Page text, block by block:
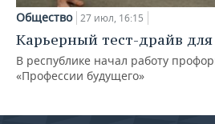
Общество 27 июл, 16:15
Карьерный тест-драйв
В республике начал работу
«Профессии будущего»